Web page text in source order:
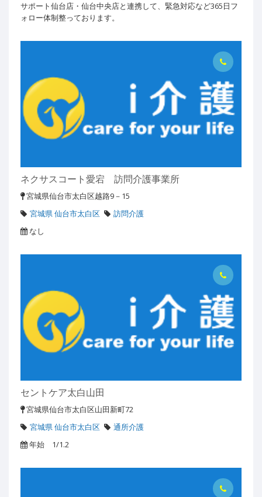
サポート仙台店・仙台中央店と連携して、緊急対応など365日フ
ォロー体制整っております。
ネクサスコート愛宕 訪問介護事業所
宮城県仙台市太白区越路9－15
宮城県 仙台市太白区
訪問介護
なし
セントケア太白山田
宮城県仙台市太白区山田新町72
宮城県 仙台市太白区
通所介護
年始 1/1.2